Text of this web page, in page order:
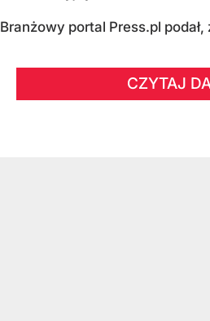
Branżowy portal Press.pl podał,
CZYTAJ